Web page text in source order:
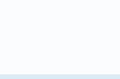
en